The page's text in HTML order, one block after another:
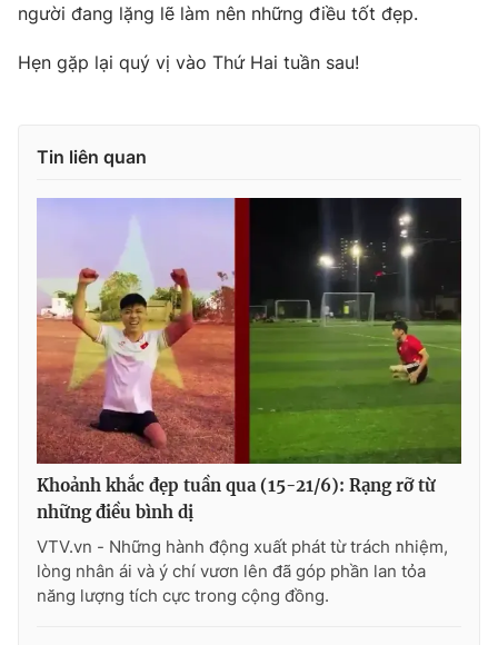
người đang lặng lẽ làm nên những điều tốt đẹp.
Hẹn gặp lại quý vị vào Thứ Hai tuần sau!
Tin liên quan
Khoảnh khắc đẹp tuần qua (15-21/6): Rạng rỡ từ
những điều bình dị
VTV.vn - Những hành động xuất phát từ trách nhiệm,
lòng nhân ái và ý chí vươn lên đã góp phần lan tỏa
năng lượng tích cực trong cộng đồng.